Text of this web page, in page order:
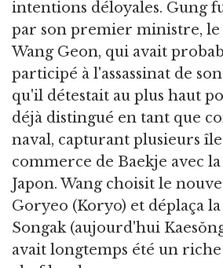
intentions déloyales. Gung
par son premier ministre,
Wang Geon, qui avait
participé à l'assassinat de
qu'il détestait au plus haut
déjà distingué en tant que
naval, capturant plusieurs
commerce de Baekje avec
Japon. Wang choisit le
Goryeo (Koryo) et déplaça
Songak (aujourd'hui
avait longtemps été un